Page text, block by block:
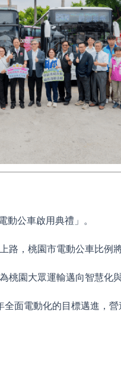
公車啟用典禮」。
，桃園市電動公車比例
園大眾運輸邁向智慧化
面電動化的目標邁進，營